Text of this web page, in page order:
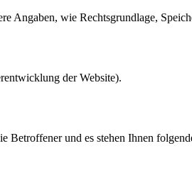
Angaben, wie Rechtsgrundlage,
der Website).
Betroffener und es stehen Ihnen